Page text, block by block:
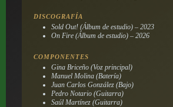
DISCOGRAFÍA
Sold Out! (Álbum de estudio) – 2023
On Fire (Álbum de estudio) – 2026
COMPONENTES
Gina Briceño (Voz principal)
Manuel Molina (Batería)
Juan Carlos González (Bajo)
Pedro Notario (Guitarra)
Saúl Martínez (Guitarra)